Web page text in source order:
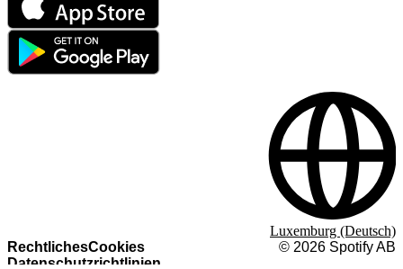
RechtlichesCookies
Datenschutzrichtlinien
© 2026 Spotify AB
Luxemburg (Deutsch)